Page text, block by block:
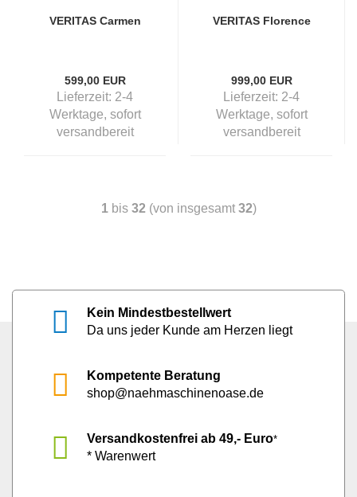
VERITAS Carmen
599,00 EUR
Lieferzeit: 2-4
Werktage, sofort
versandbereit
VERITAS Florence
999,00 EUR
Lieferzeit: 2-4
Werktage, sofort
versandbereit
1bis 32 (von insgesamt 32)
Kein Mindestbestellwert
Da uns jeder Kunde am Herzen liegt
Kompetente Beratung
shop@naehmaschinenoase.de
Versandkostenfrei ab 49,- Euro*
* Warenwert